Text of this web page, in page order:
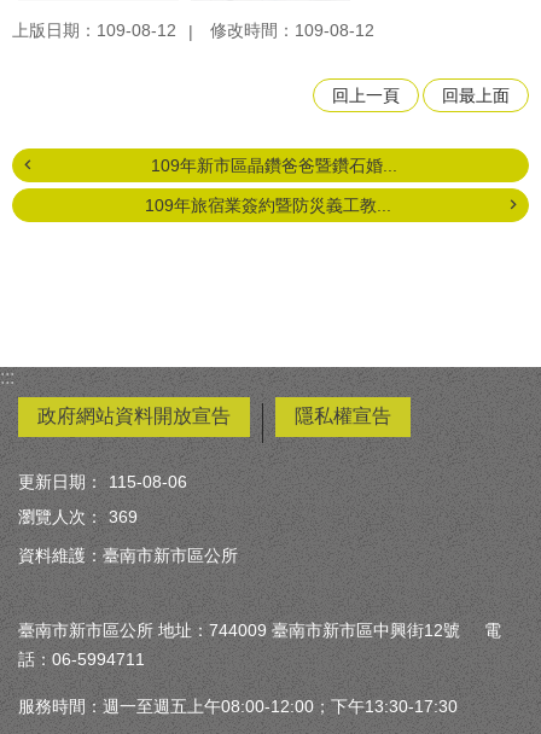
上版日期：109-08-12 修改時間：109-08-12
回上一頁 回最上面
109年新市區晶鑽爸爸暨鑽石婚...
109年旅宿業簽約暨防災義工教...
:::
政府網站資料開放宣告
隱私權宣告
更新日期：
115-08-06
瀏覽人次：
369
資料維護：臺南市新市區公所
臺南市新市區公所 地址：744009 臺南市新市區中興街12號 電
話：06-5994711
服務時間：週一至週五上午08:00-12:00；下午13:30-17:30